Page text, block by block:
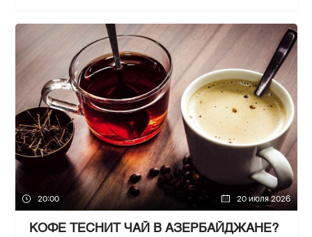
20:00 20 июля 2026
КОФЕ ТЕСНИТ ЧАЙ В АЗЕРБАЙДЖАНЕ?